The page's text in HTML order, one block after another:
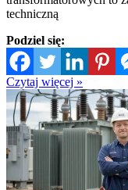
techniczną
Podziel się:
Czytaj więcej »